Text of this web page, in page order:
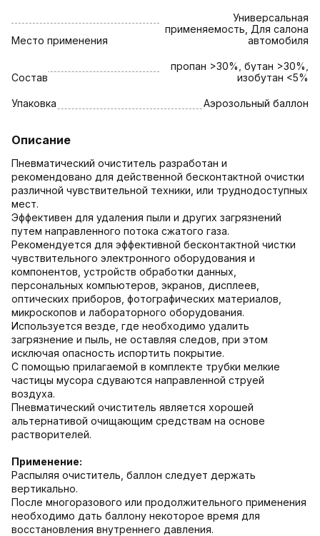
Место применения
Универсальная
применяемость, Для салона
автомобиля
Состав
пропан >30%, бутан >30%,
изобутан <5%
Упаковка Аэрозольный баллон
Описание
Пневматический очиститель разработан и
рекомендовано для действенной бесконтактной очистки
различной чувствительной техники, или труднодоступных
мест.
Эффективен для удаления пыли и других загрязнений
путем направленного потока сжатого газа.
Рекомендуется для эффективной бесконтактной чистки
чувствительного электронного оборудования и
компонентов, устройств обработки данных,
персональных компьютеров, экранов, дисплеев,
оптических приборов, фотографических материалов,
микроскопов и лабораторного оборудования.
Используется везде, где необходимо удалить
загрязнение и пыль, не оставляя следов, при этом
исключая опасность испортить покрытие.
С помощью прилагаемой в комплекте трубки мелкие
частицы мусора сдуваются направленной струей
воздуха.
Пневматический очиститель является хорошей
альтернативой очищающим средствам на основе
растворителей.
Применение:
Распыляя очиститель, баллон следует держать
вертикально.
После многоразового или продолжительного применения
необходимо дать баллону некоторое время для
восстановления внутреннего давления.